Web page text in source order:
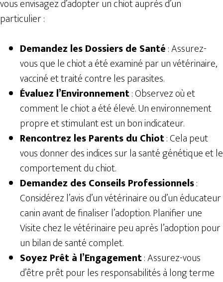
vous envisagez d’adopter un chiot auprès d’un
particulier :
Demandez les Dossiers de Santé: Assurez-
vous que le chiot a été examiné par un vétérinaire,
vacciné et traité contre les parasites.
Évaluez l’Environnement: Observez où et
comment le chiot a été élevé. Un environnement
propre et stimulant est un bon indicateur.
Rencontrez les Parents du Chiot: Cela peut
vous donner des indices sur la santé génétique et le
comportement du chiot.
Demandez des Conseils Professionnels:
Considérez l’avis d’un vétérinaire ou d’un éducateur
canin avant de finaliser l’adoption. Planifier une
Visite chez le vétérinaire peu après l’adoption pour
un bilan de santé complet.
Soyez Prêt à l’Engagement: Assurez-vous
d’être prêt pour les responsabilités à long terme